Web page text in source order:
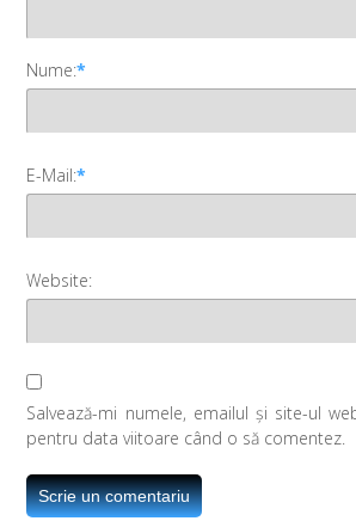
Nume:*
E-Mail:*
Website:
Salvează-mi numele, emailul și site-ul
pentru data viitoare când o să comentez.